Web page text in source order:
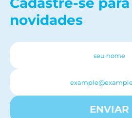
novidades
ENVIAR